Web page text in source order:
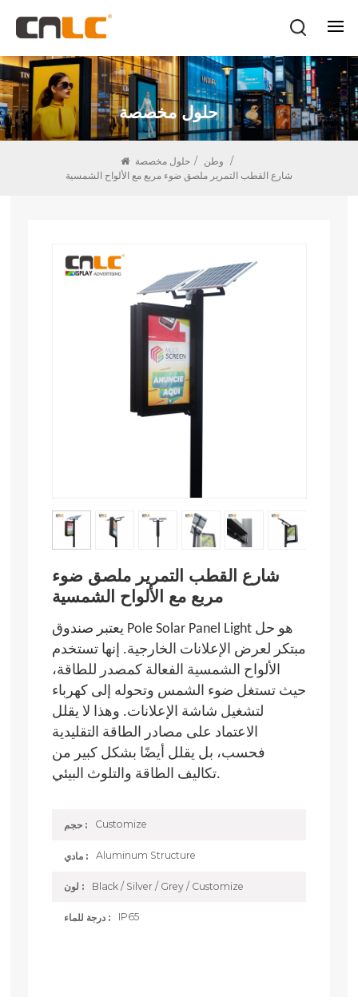
حلول مخصصة
وطن / حلول مخصصة
/
شارع القطب التمرير ملصق ضوء مربع مع الألواح الشمسية
شارع القطب التمرير ملصق ضوء
مربع مع الألواح الشمسية
يعتبر صندوق Pole Solar Panel Light هو حل
مبتكر لعرض الإعلانات الخارجية. إنها تستخدم
الألواح الشمسية الفعالة كمصدر للطاقة،
حيث تستغل ضوء الشمس وتحوله إلى كهرباء
لتشغيل شاشة الإعلانات. وهذا لا يقلل
الاعتماد على مصادر الطاقة التقليدية
فحسب، بل يقلل أيضًا بشكل كبير من
تكاليف الطاقة والتلوث البيئي.
حجم : Customize
مادي : Aluminum Structure
لون : Black / Silver / Grey / Customize
درجة للماء : IP65